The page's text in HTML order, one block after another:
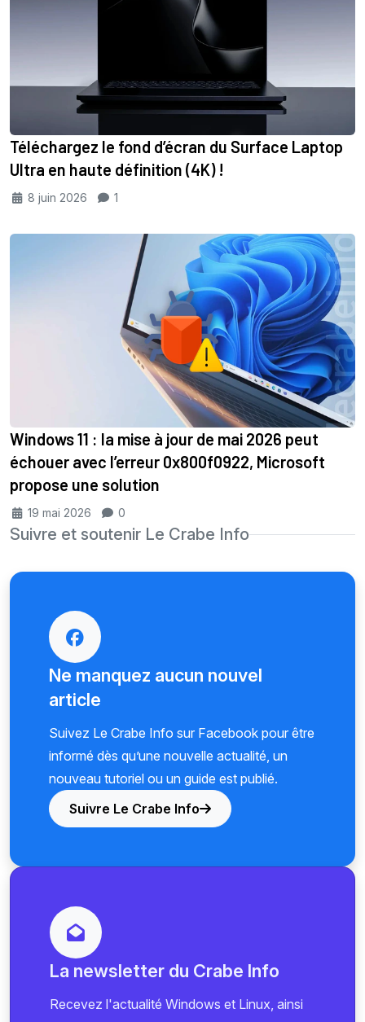
Téléchargez le fond d’écran du Surface Laptop
Ultra en haute définition (4K) !
8 juin 2026 1
Windows 11 : la mise à jour de mai 2026 peut
échouer avec l’erreur 0x800f0922, Microsoft
propose une solution
19 mai 2026 0
Suivre et soutenir Le Crabe Info
Ne manquez aucun nouvel
article
Suivez Le Crabe Info sur Facebook pour être
informé dès qu’une nouvelle actualité, un
nouveau tutoriel ou un guide est publié.
Suivre Le Crabe Info
La newsletter du Crabe Info
Recevez l'actualité Windows et Linux, ainsi